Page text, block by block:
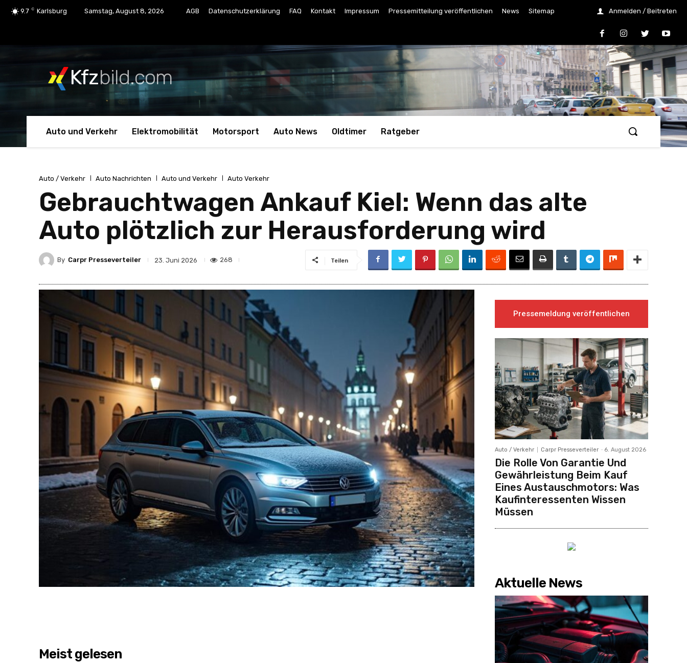
9.7 C Karlsburg Samstag, August 8, 2026 AGB Datenschutzerklärung FAQ Kontakt Impressum Pressemitteilung veröffentlichen News Sitemap Anmelden / Beitreten
Kfzbild.com
Auto und Verkehr Elektromobilität Motorsport Auto News Oldtimer Ratgeber
Auto / Verkehr Auto Nachrichten Auto und Verkehr Auto Verkehr
Gebrauchtwagen Ankauf Kiel: Wenn das alte
Auto plötzlich zur Herausforderung wird
By Carpr Presseverteiler 23. Juni 2026 268 Teilen
Meist gelesen
Pressemeldung veröffentlichen
Auto / Verkehr Carpr Presseverteiler - 6. August 2026
Die Rolle Von Garantie Und
Gewährleistung Beim Kauf
Eines Austauschmotors: Was
Kaufinteressenten Wissen
Müssen
Aktuelle News